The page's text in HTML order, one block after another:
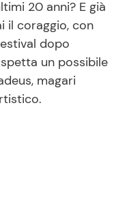
20 anni? E già
il coraggio, con
dopo
un possibile
magari